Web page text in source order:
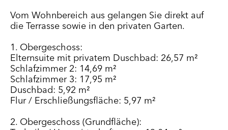
Vom Wohnbereich aus gelangen Sie direkt auf
die Terrasse sowie in den privaten Garten.
1. Obergeschoss:
Elternsuite mit privatem Duschbad: 26,57 m²
Schlafzimmer 2: 14,69 m²
Schlafzimmer 3: 17,95 m²
Duschbad: 5,92 m²
Flur / Erschließungsfläche: 5,97 m²
2. Obergeschoss (Grundfläche):